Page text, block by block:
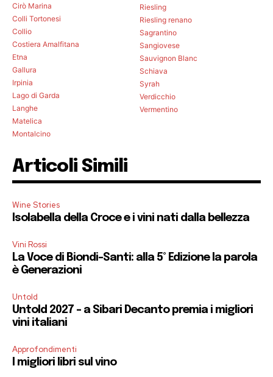
Cirò Marina
Colli Tortonesi
Collio
Costiera Amalfitana
Etna
Gallura
Irpinia
Lago di Garda
Langhe
Matelica
Montalcino
Riesling
Riesling renano
Sagrantino
Sangiovese
Sauvignon Blanc
Schiava
Syrah
Verdicchio
Vermentino
Articoli Simili
Wine Stories
Isolabella della Croce e i vini nati dalla bellezza
Vini Rossi
La Voce di Biondi-Santi: alla 5° Edizione la parola
è Generazioni
Untold
Untold 2027 – a Sibari Decanto premia i migliori
vini italiani
Approfondimenti
I migliori libri sul vino